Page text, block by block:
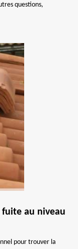
questions,
au niveau
pour trouver la